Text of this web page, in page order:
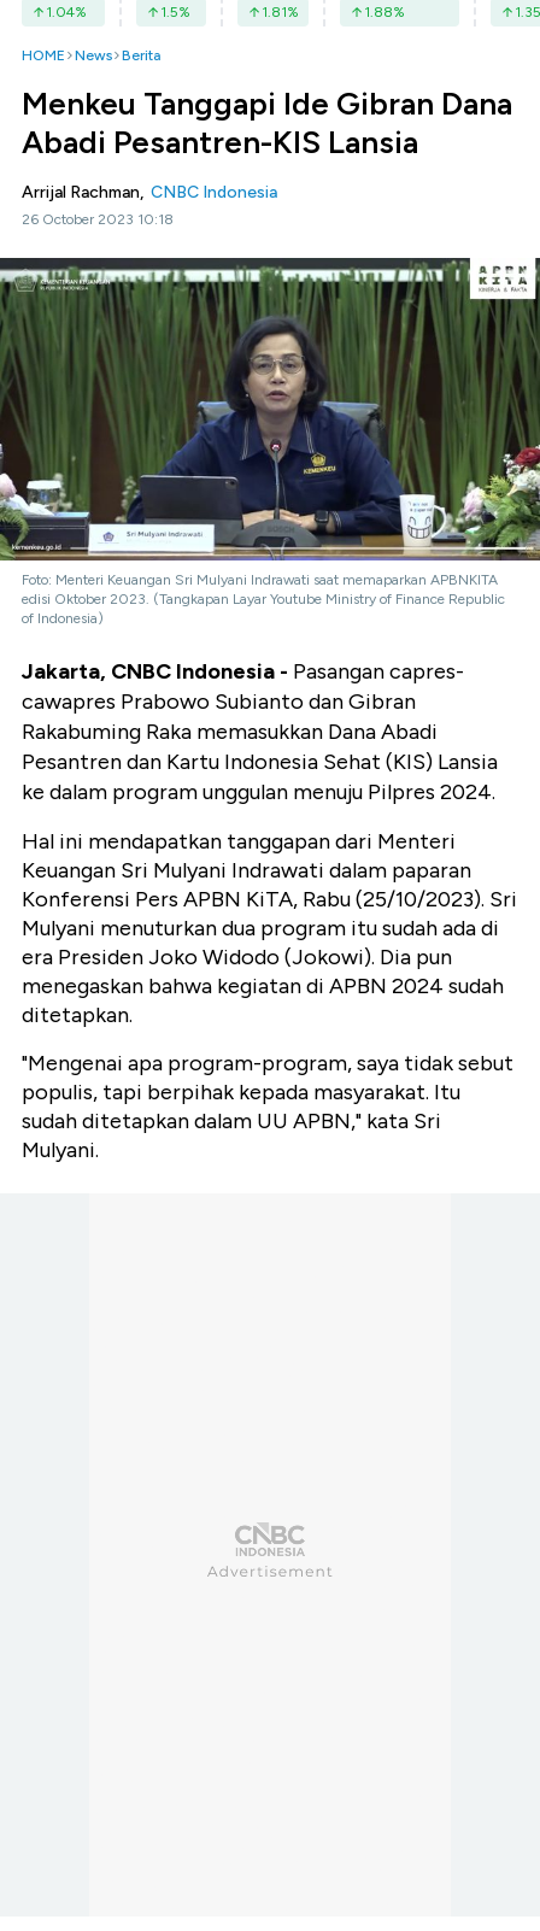
1.04% 1.5% 1.81% 1.88% 1.35
HOME News Berita
Menkeu Tanggapi Ide Gibran Dana
Abadi Pesantren-KIS Lansia
Arrijal Rachman, CNBC Indonesia
26 October 2023 10:18
Foto: Menteri Keuangan Sri Mulyani Indrawati saat memaparkan APBNKITA
edisi Oktober 2023. (Tangkapan Layar Youtube Ministry of Finance Republic
of Indonesia)
Jakarta, CNBC Indonesia - Pasangan capres-
cawapres Prabowo Subianto dan Gibran
Rakabuming Raka memasukkan Dana Abadi
Pesantren dan Kartu Indonesia Sehat (KIS) Lansia
ke dalam program unggulan menuju Pilpres 2024.
Hal ini mendapatkan tanggapan dari Menteri
Keuangan Sri Mulyani Indrawati dalam paparan
Konferensi Pers APBN KiTA, Rabu (25/10/2023). Sri
Mulyani menuturkan dua program itu sudah ada di
era Presiden Joko Widodo (Jokowi). Dia pun
menegaskan bahwa kegiatan di APBN 2024 sudah
ditetapkan.
"Mengenai apa program-program, saya tidak sebut
populis, tapi berpihak kepada masyarakat. Itu
sudah ditetapkan dalam UU APBN," kata Sri
Mulyani.